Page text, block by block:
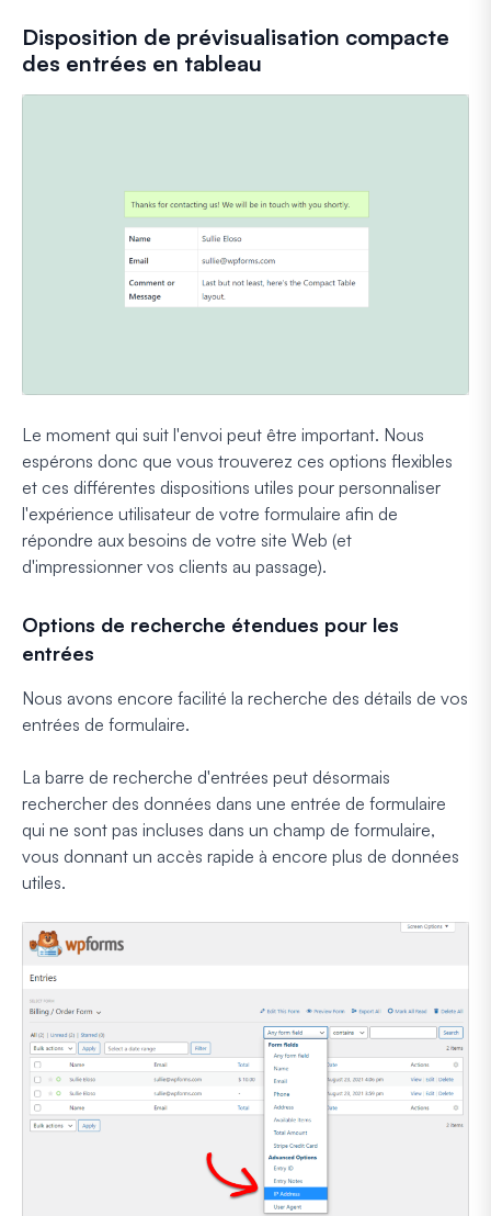
Disposition de prévisualisation compacte
des entrées en tableau
Le moment qui suit l'envoi peut être important. Nous
espérons donc que vous trouverez ces options flexibles
et ces différentes dispositions utiles pour personnaliser
l'expérience utilisateur de votre formulaire afin de
répondre aux besoins de votre site Web (et
d'impressionner vos clients au passage).
Options de recherche étendues pour les
entrées
Nous avons encore facilité la recherche des détails de vos
entrées de formulaire.
La barre de recherche d'entrées peut désormais
rechercher des données dans une entrée de formulaire
qui ne sont pas incluses dans un champ de formulaire,
vous donnant un accès rapide à encore plus de données
utiles.